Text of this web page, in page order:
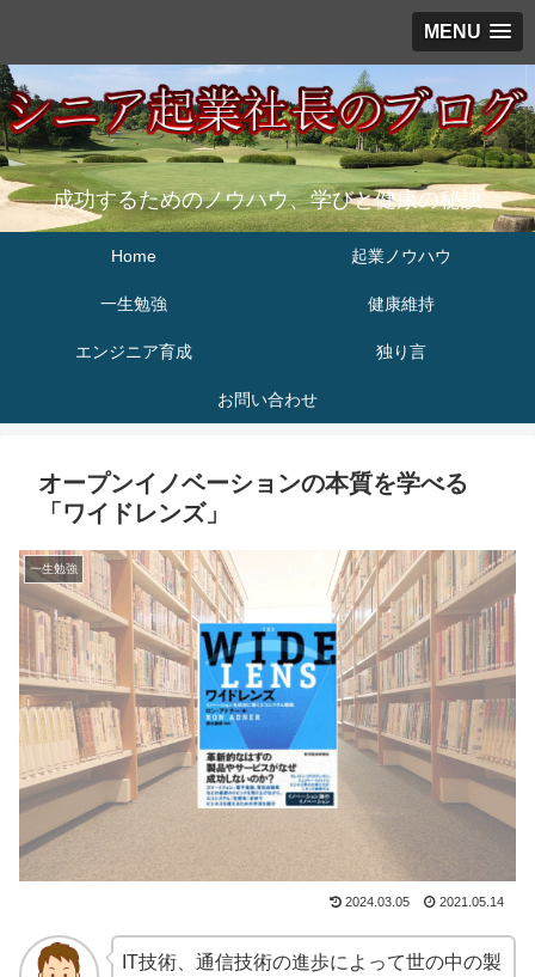
MENU
成功するためのノウハウ、学びと健康の秘訣
Home 起業ノウハウ
一生勉強 健康維持
エンジニア育成 独り言
お問い合わせ
オープンイノベーションの本質を学べる
「ワイドレンズ」
一生勉強
2024.03.05 2021.05.14
IT技術、通信技術の進歩によって世の中の製